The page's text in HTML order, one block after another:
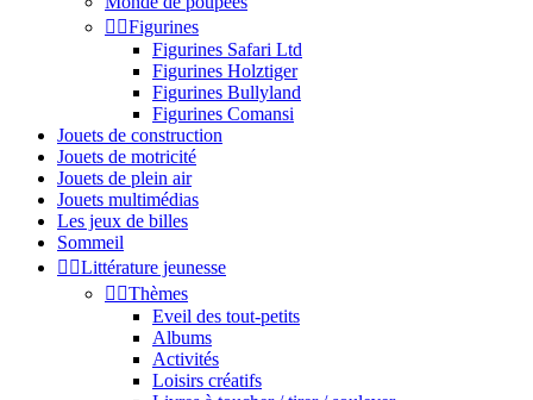
 Figurines
Figurines Safari Ltd
Figurines Holztiger
Figurines Bullyland
Figurines Comansi
Jouets de construction
Jouets de motricité
Jouets de plein air
Jouets multimédias
Les jeux de billes
Sommeil
 Littérature jeunesse
 Thèmes
Eveil des tout-petits
Albums
Activités
Loisirs créatifs